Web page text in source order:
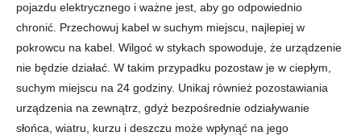
pojazdu elektrycznego i ważne jest, aby go odpowiednio
chronić. Przechowuj kabel w suchym miejscu, najlepiej w
pokrowcu na kabel. Wilgoć w stykach spowoduje, że urządzenie
nie będzie działać. W takim przypadku pozostaw je w ciepłym,
suchym miejscu na 24 godziny. Unikaj również pozostawiania
urządzenia na zewnątrz, gdyż bezpośrednie odziaływanie
słońca, wiatru, kurzu i deszczu może wpłynąć na jego